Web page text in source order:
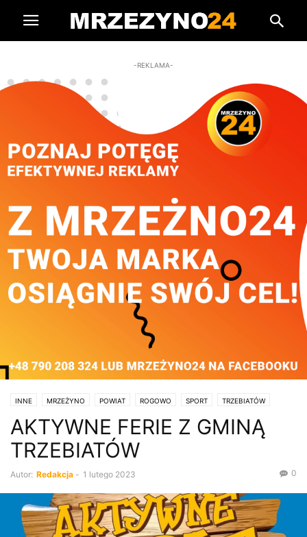
-REKLAMA-
INNE MRZEŻYNO POWIAT ROGOWO SPORT TRZEBIATÓW
WYDARZENIA
AKTYWNE FERIE Z GMINĄ
TRZEBIATÓW
Autor: Redakcja - 1 lutego 2023 0